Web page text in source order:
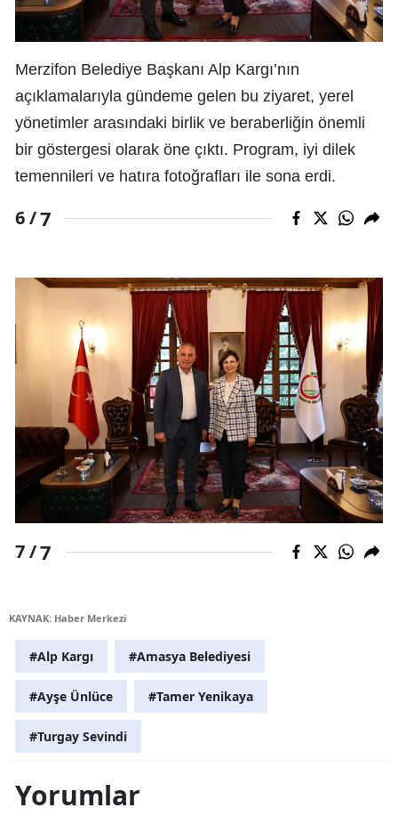
Merzifon Belediye Başkanı Alp Kargı’nın
açıklamalarıyla gündeme gelen bu ziyaret, yerel
yönetimler arasındaki birlik ve beraberliğin önemli
bir göstergesi olarak öne çıktı. Program, iyi dilek
temennileri ve hatıra fotoğrafları ile sona erdi.
6 /7
7 /7
KAYNAK: Haber Merkezi
#Alp Kargı #Amasya Belediyesi
#Ayşe Ünlüce #Tamer Yenikaya
#Turgay Sevindi
Yorumlar